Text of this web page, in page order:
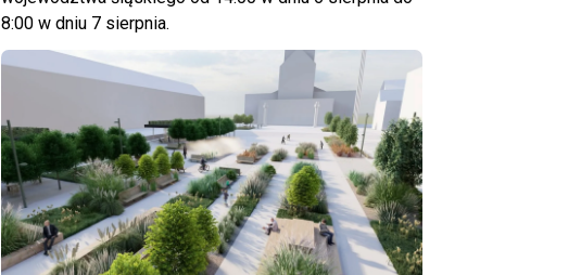
8:00 w dniu 7 sierpnia.